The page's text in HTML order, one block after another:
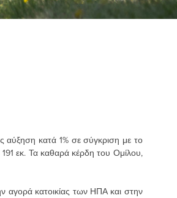
κατά 1% σε σύγκριση με το
εκ. Τα καθαρά κέρδη του Ομίλου,
αγορά κατοικίας των ΗΠΑ και στην